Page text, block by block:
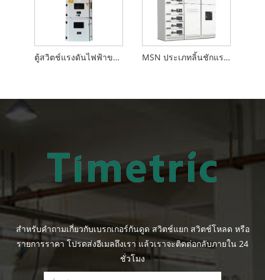
ตู้สวิตช์แรงดันไฟฟ้าขนาดกลาง MSN ประเภทลิ้นชักแรงดันไฟฟ้าต่ำประเภทตู้สวิตช์
สำหรับคำถามเกี่ยวกับเบรกเกอร์กันดูด สวิตช์แยก สวิตช์โหลด หรือ
รายการราคา โปรดส่งอีเมลถึงเรา แล้วเราจะติดต่อกลับภายใน 24
ชั่วโมง